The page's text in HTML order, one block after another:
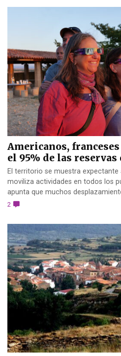
Americanos,
el 95% de las
El territorio se muestra
moviliza actividades en todos los
apunta que muchos
2